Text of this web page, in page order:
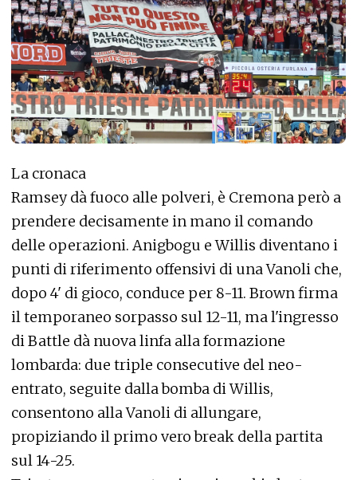
La cronaca
Ramsey dà fuoco alle polveri, è Cremona però a
prendere decisamente in mano il comando
delle operazioni. Anigbogu e Willis diventano i
punti di riferimento offensivi di una Vanoli che,
dopo 4' di gioco, conduce per 8-11. Brown firma
il temporaneo sorpasso sul 12-11, ma l'ingresso
di Battle dà nuova linfa alla formazione
lombarda: due triple consecutive del neo-
entrato, seguite dalla bomba di Willis,
consentono alla Vanoli di allungare,
propiziando il primo vero break della partita
sul 14-25.